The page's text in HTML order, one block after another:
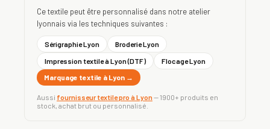
Ce textile peut être personnalisé dans notre atelier
lyonnais via les techniques suivantes :
Sérigraphie Lyon
Broderie Lyon
Impression textile à Lyon (DTF)
Flocage Lyon
Marquage textile à Lyon →
Aussi fournisseur textile pro à Lyon— 1900+ produits en
stock, achat brut ou personnalisé.